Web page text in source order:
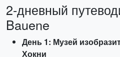
2-дневный
Bauene
День 1: Музей
Хокни